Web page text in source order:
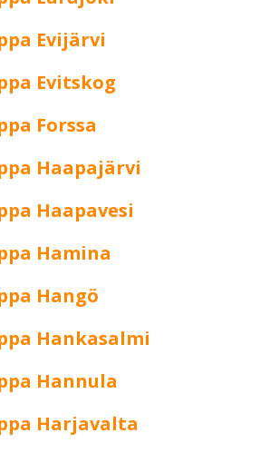
Evijärvi
Evitskog
Forssa
Haapajärvi
Haapavesi
Hamina
Hangö
Hankasalmi
Hannula
Harjavalta